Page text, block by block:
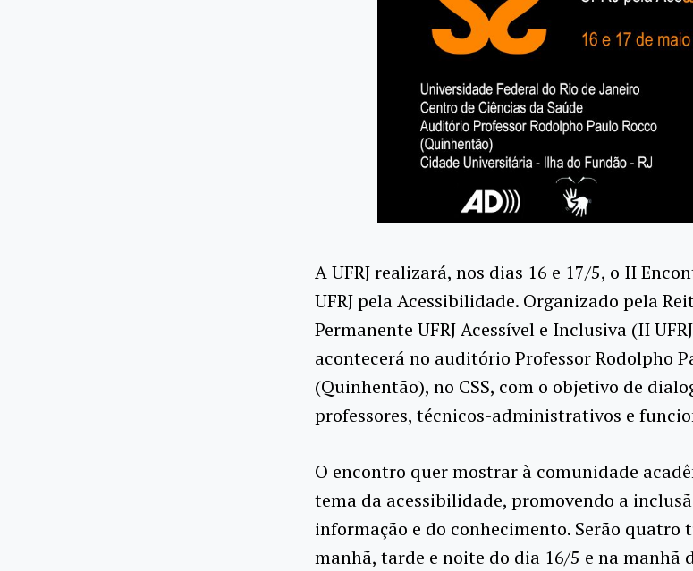
A UFRJ realizará, nos dias 16 e 17/5, o II
UFRJ pela Acessibilidade. Organizado pela
Permanente UFRJ Acessível e Inclusiva (II
acontecerá no auditório Professor Rodolpho
(Quinhentão), no CSS, com o objetivo de
professores, técnicos-administrativos e
O encontro quer mostrar à comunidade
tema da acessibilidade, promovendo a
informação e do conhecimento. Serão
manhã, tarde e noite do dia 16/5 e na manhã